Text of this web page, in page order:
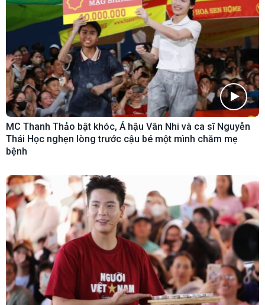
MC Thanh Thảo bật khóc, Á hậu Vân Nhi và ca sĩ Nguyễn
Thái Học nghẹn lòng trước cậu bé một mình chăm mẹ
bệnh